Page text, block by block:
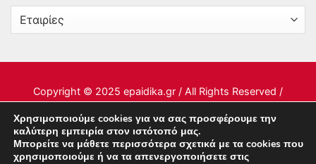
Copyright © 2025 epaidika.gr / All Rights Reserved /
Χρησιμοποιούμε cookies για να σας προσφέρουμε την
καλύτερη εμπειρία στον ιστότοπό μας.
Μπορείτε να μάθετε περισσότερα σχετικά με τα cookies που
χρησιμοποιούμε ή να τα απενεργοποιήσετε στις
This site uses cookies to offer you a better browsing